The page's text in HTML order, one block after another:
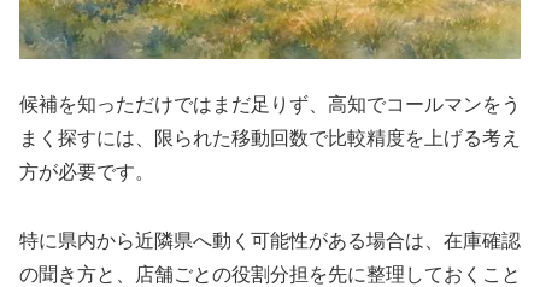
候補を知っただけではまだ足りず、高知でコールマンをう
まく探すには、限られた移動回数で比較精度を上げる考え
方が必要です。
特に県内から近隣県へ動く可能性がある場合は、在庫確認
の聞き方と、店舗ごとの役割分担を先に整理しておくこと